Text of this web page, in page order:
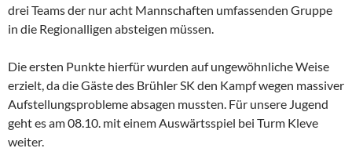
drei Teams der nur acht Mannschaften umfassenden Gruppe
in die Regionalligen absteigen müssen.
Die ersten Punkte hierfür wurden auf ungewöhnliche Weise
erzielt, da die Gäste des Brühler SK den Kampf wegen massiver
Aufstellungsprobleme absagen mussten. Für unsere Jugend
geht es am 08.10. mit einem Auswärtsspiel bei Turm Kleve
weiter.